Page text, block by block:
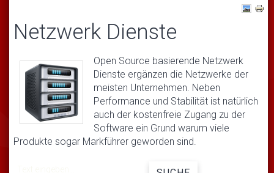
Netzwerk Dienste
Open Source basierende Netzwerk
Dienste ergänzen die Netzwerke der
meisten Unternehmen. Neben
Performance und Stabilität ist natürlich
auch der kostenfreie Zugang zu der
Software ein Grund warum viele
Produkte sogar Markführer geworden sind.